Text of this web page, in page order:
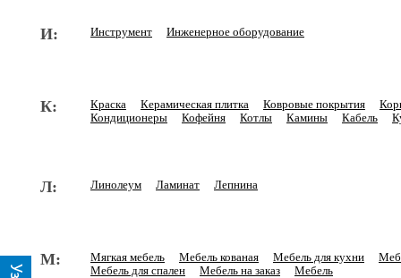
И: Инструмент Инженерное оборудование
К: Краска Керамическая плитка Ковровые покрытия
Кондиционеры
Кофейня Котлы Камины Кабель
Л: Линолеум Ламинат Лепнина
М: Мягкая мебель Мебель кованая Мебель для кухни
Мебель для спален
Мебель на заказ Мебель